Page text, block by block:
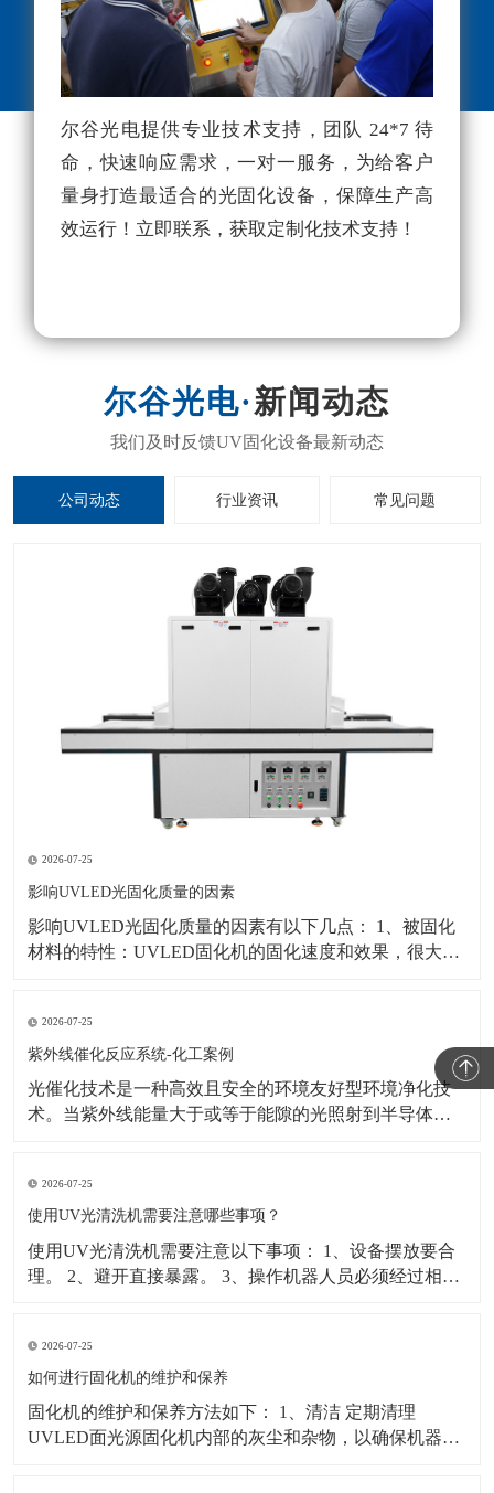
尔谷光电提供专业技术支持，团队 24*7 待
命，快速响应需求，一对一服务，为给客户
量身打造最适合的光固化设备，保障生产高
效运行！立即联系，获取定制化技术支持！
新闻动态
公司动态 行业资讯 常见问题
2026-07-25
影响UVLED光固化质量的因素
影响UVLED光固化质量的因素有以下几点： 1、被固化
材料的特性：UVLED固化机的固化速度和效果，很大部
的厚度内吸收进波长的多少。 3、温度：环境温度及被固
化材料的温度等都会影响光固化质量。 4、
2026-07-25
紫外线催化反应系统-化工案例
光催化技术是一种高效且安全的环境友好型环境净化技
术。当紫外线能量大于或等于能隙的光照射到半导体纳
由于纳米材料中存在大量的缺陷和悬键，这些缺陷和悬
键能俘获电子或空穴并阻止电子和空穴的重新复合。 这
些被俘
2026-07-25
使用UV光清洗机需要注意哪些事项？
使用UV光清洗机需要注意以下事项： 1、设备摆放要合
理。 2、避开直接暴露。 3、操作机器人员必须经过相关
检查导轨和滑块清洁状况，每月注润滑油一次。 6、UV
灯至少每月清理一次过滤网和扇叶的墨迹
2026-07-25
如何进行固化机的维护和保养
固化机的维护和保养方法如下： 1、清洁 定期清理
UVLED面光源固化机内部的灰尘和杂物，以确保机器内